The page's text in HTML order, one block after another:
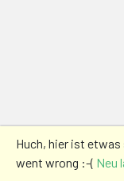
Huch, hier ist
went wrong :-( Neu